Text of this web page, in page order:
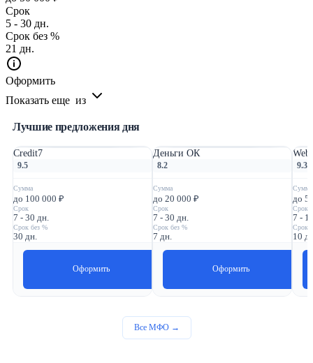
Срок
5 - 30 дн.
Срок без %
21 дн.
Оформить
Показать еще из
Лучшие предложения дня
Credit7
9.5
Сумма
до 100 000 ₽
Срок
7 - 30 дн.
Срок без %
30 дн.
Оформить
Деньги ОК
8.2
Сумма
до 20 000 ₽
Срок
7 - 30 дн.
Срок без %
7 дн.
Оформить
9.3
Сумма
до 5
Срок
7 -
Срок
10
Все МФО →